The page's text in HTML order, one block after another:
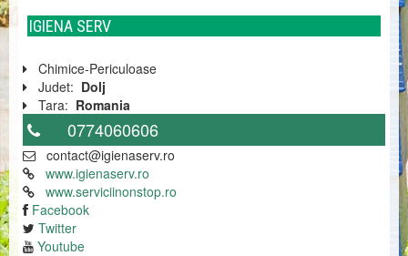
IGIENA SERV
Chimice-Periculoase
Judet: Dolj
Tara: Romania
0774060606
contact@igienaserv.ro
www.igienaserv.ro
www.serviciinonstop.ro
Facebook
Twitter
Youtube